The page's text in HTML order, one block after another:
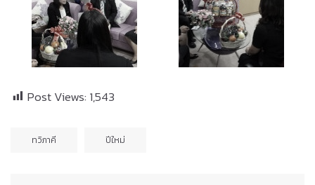
Post Views: 1,543
ทวิภาคี ปีใหม่